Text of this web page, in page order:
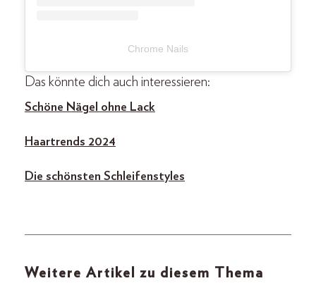
Chrome Nails
Das könnte dich auch interessieren:
Schöne Nägel ohne Lack
Haartrends 2024
Die schönsten Schleifenstyles
Weitere Artikel zu diesem Thema